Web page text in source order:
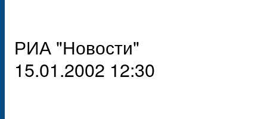
РИА "Новости"
15.01.2002 12:30